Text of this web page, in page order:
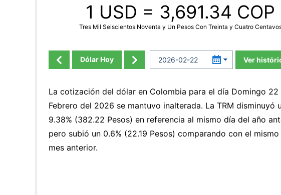
1 USD = 3,691.34 COP
Tres Mil Seiscientos Noventa y Un Pesos Con Treinta y Cuatro
Dólar Hoy Ver
La cotización del dólar en Colombia para el día Domingo 22
Febrero del 2026 se mantuvo inalterada. La TRM disminuyó
9.38% (382.22 Pesos) en referencia al mismo día del año
pero subió un 0.6% (22.19 Pesos) comparando con el
mes anterior.